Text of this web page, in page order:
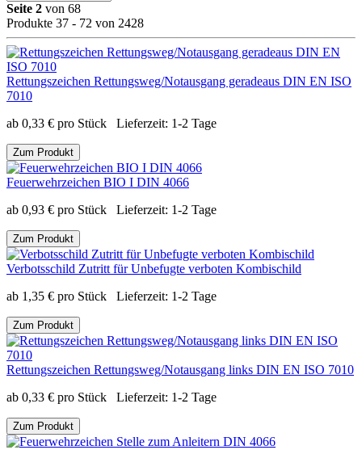
Seite 2 von 68
Produkte 37 - 72 von 2428
Rettungszeichen Rettungsweg/Notausgang geradeaus DIN EN ISO
7010
ab 0,33 € pro Stück Lieferzeit: 1-2 Tage
Zum Produkt
Feuerwehrzeichen BIO I DIN 4066
ab 0,93 € pro Stück Lieferzeit: 1-2 Tage
Zum Produkt
Verbotsschild Zutritt für Unbefugte verboten Kombischild
ab 1,35 € pro Stück Lieferzeit: 1-2 Tage
Zum Produkt
Rettungszeichen Rettungsweg/Notausgang links DIN EN ISO 7010
ab 0,33 € pro Stück Lieferzeit: 1-2 Tage
Zum Produkt